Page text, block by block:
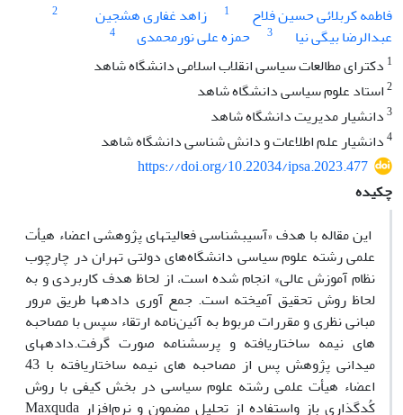
فاطمه کربلائی حسین فلاح
1 زاهد غفاری هشجین 2
عبدالرضا بیگی نیا 3 حمزه علی نورمحمدی
4
1 دکترای مطالعات سیاسی انقلاب اسلامی دانشگاه شاهد
2استاد علوم سیاسی دانشگاه شاهد
3دانشیار مدیریت دانشگاه شاهد
4دانشیار علم اطلاعات و دانش شناسی دانشگاه شاهد
https://doi.org/10.22034/ipsa.2023.477
چکیده
‏ این مقاله با هدف «آسیبشناسی فعالیتهای پژوهشی اعضاء هیأت‏
علمی رشته علوم سیاسی دانشگاه‌های دولتی تهران در چارچوب
نظام ‏آموزش عالی» انجام شده است، از لحاظ هدف کاربردی و به
لحاظ روش تحقیق آمیخته است. جمع آوری دادهها طریق مرور
مبانی نظری ‏و مقررات مربوط به آئین‌نامه ارتقاء سپس با مصاحبه
های نیمه ساختاریافته و پرسشنامه صورت گرفت.دادههای
میدانی پژوهش پس از ‏مصاحبه های نیمه ساختاریافته با 43
اعضاء هیأت‏ علمی رشته علوم سیاسی در بخش کیفی با روش